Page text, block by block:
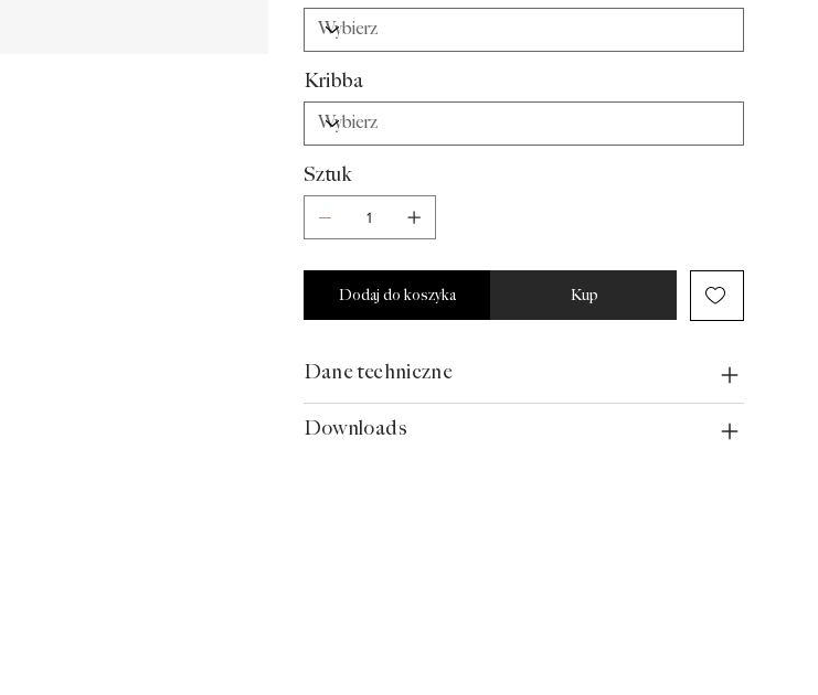
Kribba
Sztuk
Dodaj do koszyka Kup
Dane techniczne
Downloads